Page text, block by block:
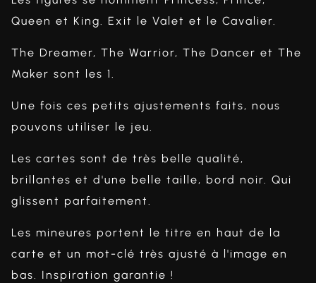
Queen et King. Exit le Valet et le Cavalier.
The Dreamer, The Warrior, The Dancer et The
Maker sont les 1.
Une fois ces petits ajustements faits, nous
pouvons utiliser le jeu.
Les cartes sont de très belle qualité,
brillantes et d'une belle taille, bord noir. Qui
glissent parfaitement.
Les mineures portent le titre en haut de la
carte et un mot-clé très ajusté à l'image en
bas. Inspiration garantie !